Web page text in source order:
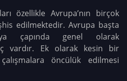
özellikle Avrupa’nın birçok
edilmektedir. Avrupa başta
çapında genel olarak
vardır. Ek olarak kesin bir
öncülük edilmesi